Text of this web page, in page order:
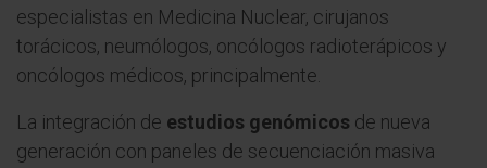
especialistas en Medicina Nuclear, cirujanos
torácicos, neumólogos, oncólogos radioterápicos y
oncólogos médicos, principalmente.
La integración de estudios genómicos de nueva
generación con paneles de secuenciación masiva